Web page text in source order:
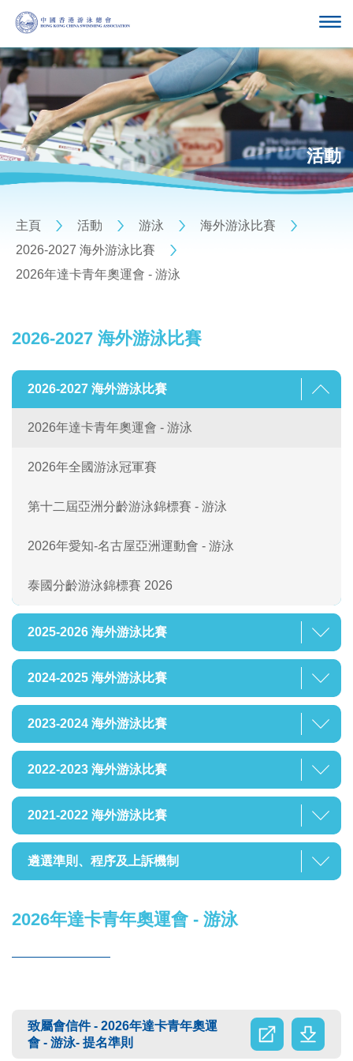
活動
主頁 活動 游泳
海外游泳比賽
2026-2027 海外游泳比賽
2026年達卡青年奧運會 - 游泳
2026-2027 海外游泳比賽
2026-2027 海外游泳比賽
2026年達卡青年奧運會 - 游泳
2026年全國游泳冠軍賽
第十二屆亞洲分齡游泳錦標賽 - 游泳
2026年愛知-名古屋亞洲運動會 - 游泳
泰國分齡游泳錦標賽 2026
2025-2026 海外游泳比賽
2024-2025 海外游泳比賽
2023-2024 海外游泳比賽
2022-2023 海外游泳比賽
2021-2022 海外游泳比賽
遴選準則、程序及上訴機制
2026年達卡青年奧運會 - 游泳
致屬會信件 - 2026年達卡青年奧運
會 - 游泳- 提名準則